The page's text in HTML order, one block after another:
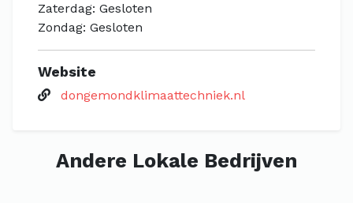
Zaterdag: Gesloten
Zondag: Gesloten
Website
dongemondklimaattechniek.nl
Andere Lokale Bedrijven